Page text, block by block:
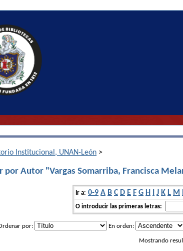
Institucional, UNAN-León >
por Autor "Vargas Somarriba, Francisca
Ir a: 0-9 A B C D E F G H I J K L M
O introducir las primeras letras:
por: En orden:
Mostrando